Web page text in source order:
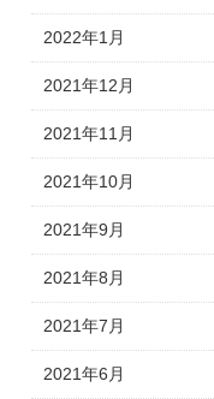
2022年1月
2021年12月
2021年11月
2021年10月
2021年9月
2021年8月
2021年7月
2021年6月